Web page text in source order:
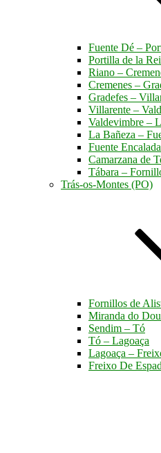
Fuente Dé –
Portilla de la
Riano –
Cremenes –
Gradefes –
Villarente –
Valdevimbre –
La Bañeza –
Fuente
Camarzana de
Tábara –
Trás-os-Montes (PO)
Fornillos de
Miranda do
Sendim – Tó
Tó – Lagoaça
Lagoaça –
Freixo De